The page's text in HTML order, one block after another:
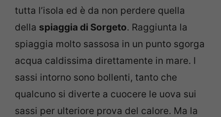
tutta l’isola ed è da non perdere quella
della spiaggia di Sorgeto. Raggiunta la
spiaggia molto sassosa in un punto sgorga
acqua caldissima direttamente in mare. I
sassi intorno sono bollenti, tanto che
qualcuno si diverte a cuocere le uova sui
sassi per ulteriore prova del calore. Ma la